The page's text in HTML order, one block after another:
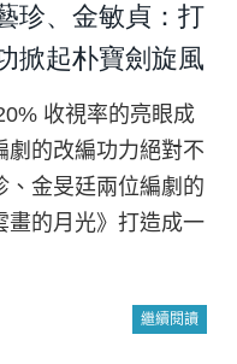
珍、金敏貞：打
掀起朴寶劍旋風
收視率的亮眼成
劇的改編功力絕對不
、金旻廷兩位編劇的
畫的月光》打造成一
繼續閱讀